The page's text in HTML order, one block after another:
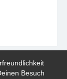
Besuch